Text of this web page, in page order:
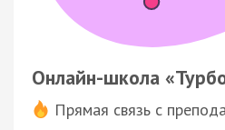
Онлайн-школа
Прямая связь с